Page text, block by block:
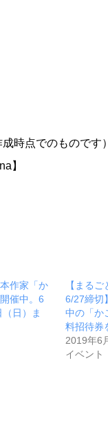
時点でのものです）
】
作家「か
催中。6
日）ま
【まる
6/27締切
中の「か
料招待券
2019年6
イベント